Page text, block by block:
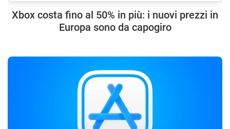
Xbox costa fino al 50% in più: i nuovi prezzi in
Europa sono da capogiro